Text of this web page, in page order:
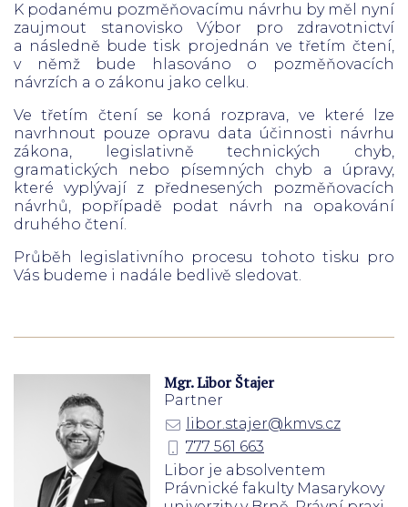
K podanému pozměňovacímu návrhu by měl nyní
zaujmout stanovisko Výbor pro zdravotnictví
a následně bude tisk projednán ve třetím čtení,
v němž bude hlasováno o pozměňovacích
návrzích a o zákonu jako celku.
Ve třetím čtení se koná rozprava, ve které lze
navrhnout pouze opravu data účinnosti návrhu
zákona, legislativně technických chyb,
gramatických nebo písemných chyb a úpravy,
které vyplývají z přednesených pozměňovacích
návrhů, popřípadě podat návrh na opakování
druhého čtení.
Průběh legislativního procesu tohoto tisku pro
Vás budeme i nadále bedlivě sledovat.
Mgr. Libor Štajer
Partner
libor.stajer@kmvs.cz
777 561 663
Libor je absolventem
Právnické fakulty Masarykovy